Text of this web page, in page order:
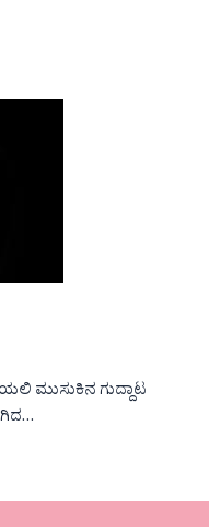
ಮುಸುಕಿನ ಗುದ್ದಾಟ